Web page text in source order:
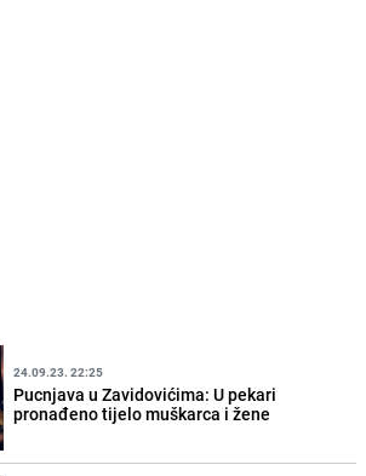
24.09.23. 22:25
Pucnjava u Zavidovićima: U pekari
pronađeno tijelo muškarca i žene